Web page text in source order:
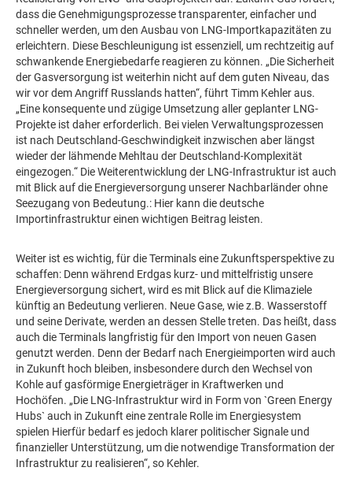
dass die Genehmigungsprozesse transparenter, einfacher und
schneller werden, um den Ausbau von LNG-Importkapazitäten zu
erleichtern. Diese Beschleunigung ist essenziell, um rechtzeitig auf
schwankende Energiebedarfe reagieren zu können. „Die Sicherheit
der Gasversorgung ist weiterhin nicht auf dem guten Niveau, das
wir vor dem Angriff Russlands hatten“, führt Timm Kehler aus.
„Eine konsequente und zügige Umsetzung aller geplanter LNG-
Projekte ist daher erforderlich. Bei vielen Verwaltungsprozessen
ist nach Deutschland-Geschwindigkeit inzwischen aber längst
wieder der lähmende Mehltau der Deutschland-Komplexität
eingezogen.“ Die Weiterentwicklung der LNG-Infrastruktur ist auch
mit Blick auf die Energieversorgung unserer Nachbarländer ohne
Seezugang von Bedeutung.: Hier kann die deutsche
Importinfrastruktur einen wichtigen Beitrag leisten.
Weiter ist es wichtig, für die Terminals eine Zukunftsperspektive zu
schaffen: Denn während Erdgas kurz- und mittelfristig unsere
Energieversorgung sichert, wird es mit Blick auf die Klimaziele
künftig an Bedeutung verlieren. Neue Gase, wie z.B. Wasserstoff
und seine Derivate, werden an dessen Stelle treten. Das heißt, dass
auch die Terminals langfristig für den Import von neuen Gasen
genutzt werden. Denn der Bedarf nach Energieimporten wird auch
in Zukunft hoch bleiben, insbesondere durch den Wechsel von
Kohle auf gasförmige Energieträger in Kraftwerken und
Hochöfen. „Die LNG-Infrastruktur wird in Form von `Green Energy
Hubs` auch in Zukunft eine zentrale Rolle im Energiesystem
spielen Hierfür bedarf es jedoch klarer politischer Signale und
finanzieller Unterstützung, um die notwendige Transformation der
Infrastruktur zu realisieren“, so Kehler.